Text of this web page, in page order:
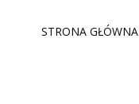
STRONA GŁÓWNA